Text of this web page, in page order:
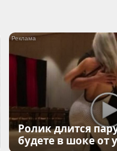
Ролик длится
будете в шоке от